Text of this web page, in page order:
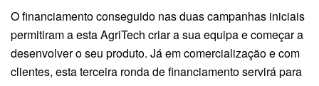
O financiamento conseguido nas duas campanhas iniciais
permitiram a esta AgriTech criar a sua equipa e começar a
desenvolver o seu produto. Já em comercialização e com
clientes, esta terceira ronda de financiamento servirá para